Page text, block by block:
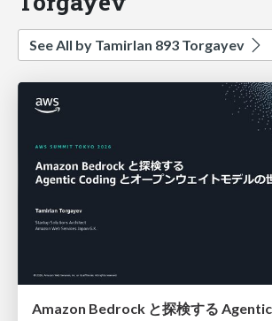
See All by Tamirlan 893 Torgayev